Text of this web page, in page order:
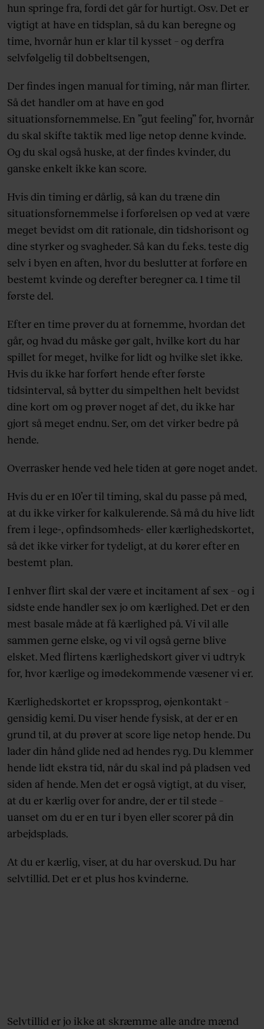
hun springe fra, fordi det går for hurtigt. Osv. Det er
vigtigt at have en tidsplan, så du kan beregne og
time, hvornår hun er klar til kysset – og derfra
selvfølgelig til dobbeltsengen,
Der findes ingen manual for timing, når man flirter.
Så det handler om at have en god
situationsfornemmelse. En ”gut feeling” for, hvornår
du skal skifte taktik med lige netop denne kvinde.
Og du skal også huske, at der findes kvinder, du
ganske enkelt ikke kan score.
Hvis din timing er dårlig, så kan du træne din
situationsfornemmelse i forførelsen op ved at være
meget bevidst om dit rationale, din tidshorisont og
dine styrker og svagheder. Så kan du f.eks. teste dig
selv i byen en aften, hvor du beslutter at forføre en
bestemt kvinde og derefter beregner ca. 1 time til
første del.
Efter en time prøver du at fornemme, hvordan det
går, og hvad du måske gør galt, hvilke kort du har
spillet for meget, hvilke for lidt og hvilke slet ikke.
Hvis du ikke har forført hende efter første
tidsinterval, så bytter du simpelthen helt bevidst
dine kort om og prøver noget af det, du ikke har
gjort så meget endnu. Ser, om det virker bedre på
hende.
Overrasker hende ved hele tiden at gøre noget andet.
Hvis du er en 10’er til timing, skal du passe på med,
at du ikke virker for kalkulerende. Så må du hive lidt
frem i lege-, opfindsomheds- eller kærlighedskortet,
så det ikke virker for tydeligt, at du kører efter en
bestemt plan.
I enhver flirt skal der være et incitament af sex – og i
sidste ende handler sex jo om kærlighed. Det er den
mest basale måde at få kærlighed på. Vi vil alle
sammen gerne elske, og vi vil også gerne blive
elsket. Med flirtens kærlighedskort giver vi udtryk
for, hvor kærlige og imødekommende væsener vi er.
Kærlighedskortet er kropssprog, øjenkontakt –
gensidig kemi. Du viser hende fysisk, at der er en
grund til, at du prøver at score lige netop hende. Du
lader din hånd glide ned ad hendes ryg. Du klemmer
hende lidt ekstra tid, når du skal ind på pladsen ved
siden af hende. Men det er også vigtigt, at du viser,
at du er kærlig over for andre, der er til stede –
uanset om du er en tur i byen eller scorer på din
arbejdsplads.
At du er kærlig, viser, at du har overskud. Du har
selvtillid. Det er et plus hos kvinderne.
Selvtillid er jo ikke at skræmme alle andre mænd